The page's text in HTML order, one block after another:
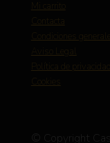
Mi carrito
Contacta
Condiciones
Aviso Legal
Política de privacidad
Cookies
© Copyright